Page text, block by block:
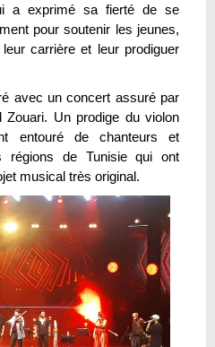
a exprimé sa fierté de se
pour soutenir les jeunes,
carrière et leur prodiguer
avec un concert assuré par
Zouari. Un prodige du violon
entouré de chanteurs et
régions de Tunisie qui ont
musical très original.